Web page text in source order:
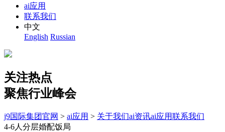
ai应用
联系我们
中文
English Russian
关注热点
聚焦行业峰会
j9国际集团官网 > ai应用 > 关于我们ai资讯ai应用联系我们
4-6人分层婚配饭局